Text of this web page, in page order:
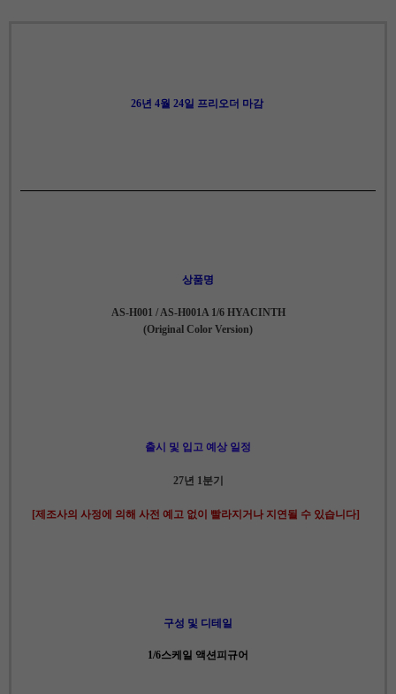
26년 4월 24일 프리오더 마감
상품명
AS-H001 / AS-H001A 1/6 HYACINTH
(Original Color Version)
출시 및 입고 예상 일정
27년 1분기
[제조사의 사정에 의해 사전 예고 없이 빨라지거나 지연될 수 있습니다]
구성 및 디테일
1/6스케일 액션피규어